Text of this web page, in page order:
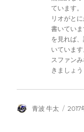
ています
リオがと
書いてい
を見れば
いていま
スファン
きましょ
投
青波 牛太
投
2017